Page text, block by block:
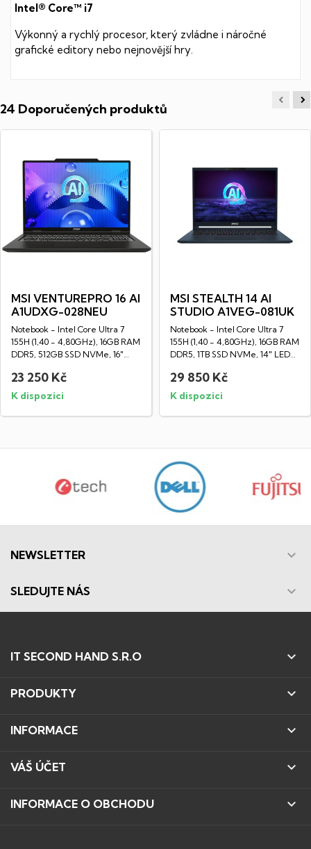
Intel® Core™ i7
Výkonný a rychlý procesor, který zvládne i náročné
grafické editory nebo nejnovější hry.
24 Doporučených produktů
MSI VENTUREPRO 16 AI
A1UDXG-028NEU
Notebook - Intel Core Ultra 7
155H (1,40 - 4,80GHz), 16GB RAM
DDR5, 512GB SSD NVMe, 16"
23 250 Kč
K dispozici
MSI STEALTH 14 AI
STUDIO A1VEG-081UK
Notebook - Intel Core Ultra 7
155H (1,40 - 4,80GHz), 16GB RAM
DDR5, 1TB SSD NVMe, 14" LED
29 850 Kč
K dispozici
NEWSLETTER 
SLEDUJTE NÁS 
IT SECOND HAND S.R.O 
PRODUKTY 
INFORMACE 
VÁŠ ÚČET 
INFORMACE O OBCHODU 